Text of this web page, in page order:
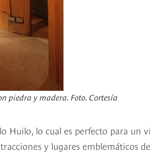
piedra y madera. Foto. Cortesía
Huilo, lo cual es perfecto para un
y lugares emblemáticos de